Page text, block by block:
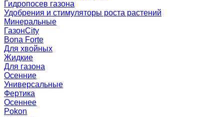
Гидропосев газона
Удобрения и стимуляторы роста растений
Минеральные
ГазонCity
Bona Forte
Для хвойных
Жидкие
Для газона
Осенние
Универсальные
Фертика
Осеннее
Pokon